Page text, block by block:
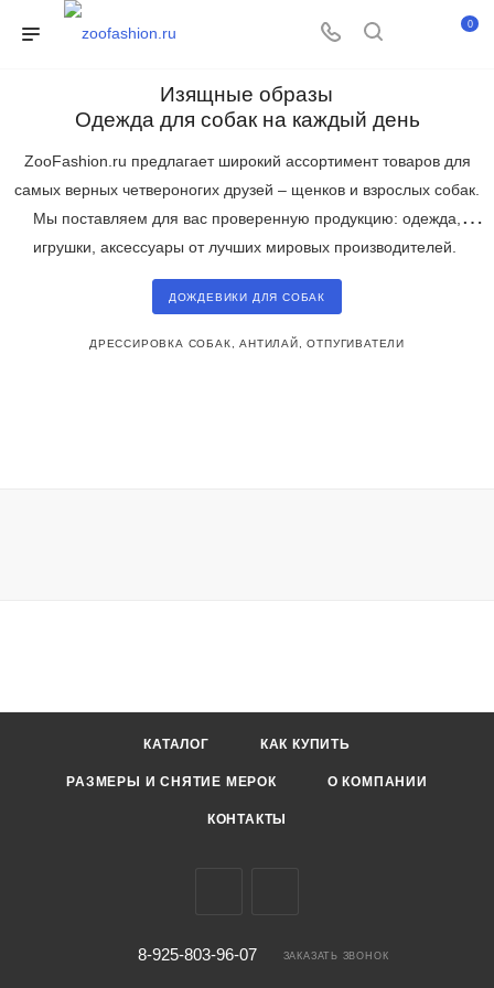
0
Изящные образы
Одежда для собак на каждый день
ZooFashion.ru предлагает широкий ассортимент товаров для
самых верных четвероногих друзей – щенков и взрослых собак.
Мы поставляем для вас проверенную продукцию: одежда,
игрушки, аксессуары от лучших мировых производителей.
ДОЖДЕВИКИ ДЛЯ СОБАК
ДРЕССИРОВКА СОБАК, АНТИЛАЙ, ОТПУГИВАТЕЛИ
КАТАЛОГ КАК КУПИТЬ
РАЗМЕРЫ И СНЯТИЕ МЕРОК О КОМПАНИИ
КОНТАКТЫ
8-925-803-96-07 ЗАКАЗАТЬ ЗВОНОК